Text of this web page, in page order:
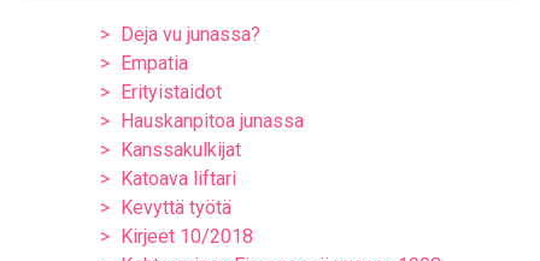
Deja vu junassa?
Empatia
Erityistaidot
Hauskanpitoa junassa
Kanssakulkijat
Katoava liftari
Kevyttä työtä
Kirjeet 10/2018